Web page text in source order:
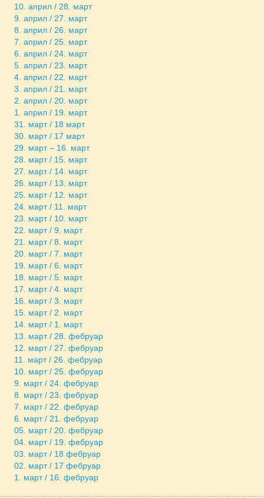
10. април / 28. март
9. април / 27. март
8. април / 26. март
7. април / 25. март
6. април / 24. март
5. април / 23. март
4. април / 22. март
3. април / 21. март
2. април / 20. март
1. април / 19. март
31. март / 18 март
30. март / 17 март
29. март – 16. март
28. март / 15. март
27. март / 14. март
26. март / 13. март
25. март / 12. март
24. март / 11. март
23. март / 10. март
22. март / 9. март
21. март / 8. март
20. март / 7. март
19. март / 6. март
18. март / 5. март
17. март / 4. март
16. март / 3. март
15. март / 2. март
14. март / 1. март
13. март / 28. фебруар
12. март / 27. фебруар
11. март / 26. фебруар
10. март / 25. фебруар
9. март / 24. фебруар
8. март / 23. фебруар
7. март / 22. фебруар
6. март / 21. фебруар
05. март / 20. фебруар
04. март / 19. фебруар
03. март / 18 фебруар
02. март / 17 фебруар
1. март / 16. фебруар